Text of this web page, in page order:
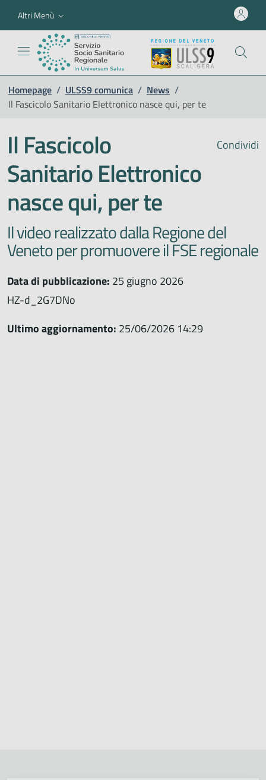
Altri Menù
Homepage / ULSS9 comunica / News /
Il Fascicolo Sanitario Elettronico nasce qui, per te
Condividi
Il Fascicolo
Sanitario Elettronico
nasce qui, per te
Il video realizzato dalla Regione del
Veneto per promuovere il FSE regionale
Data di pubblicazione: 25 giugno 2026
HZ-d_2G7DNo
Ultimo aggiornamento: 25/06/2026 14:29